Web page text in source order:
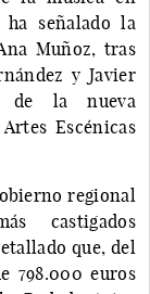
señalado la
Muñoz, tras
y Javier
de la nueva
Escénicas
regional
castigados
que, del
798.000 euros